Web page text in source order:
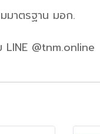
มาตรฐาน มอก.
LINE @tnm.online